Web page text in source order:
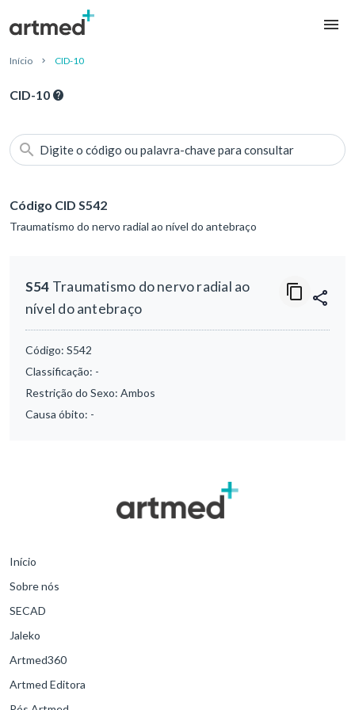
Início CID-10
CID-10
Digite o código ou palavra-chave para consultar
Código CID S542
Traumatismo do nervo radial ao nível do antebraço
S54 Traumatismo do nervo radial ao
nível do antebraço
Código: S542
Classificação: -
Restrição do Sexo: Ambos
Causa óbito: -
Início
Sobre nós
SECAD
Jaleko
Artmed360
Artmed Editora